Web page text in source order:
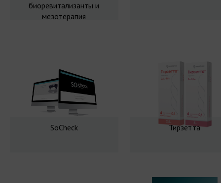
биоревитализанты и
мезотерапия
SoCheck Тирзетта